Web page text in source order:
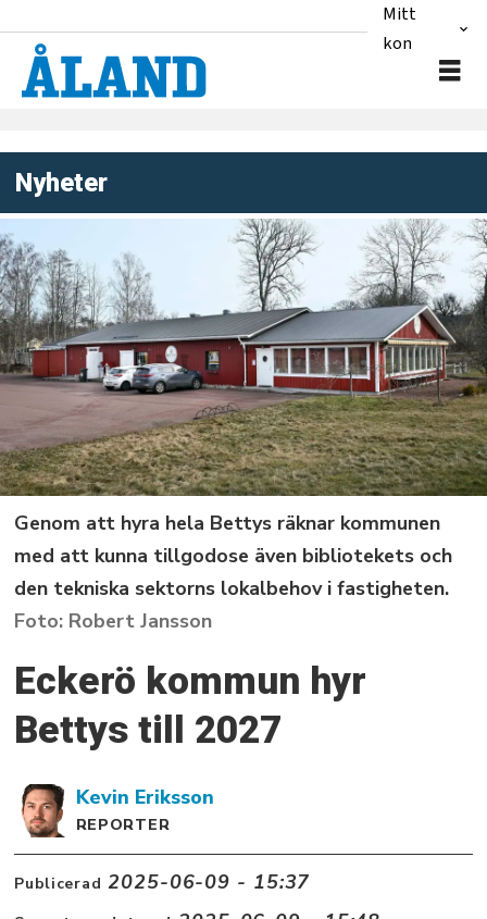
Mitt
konto
Nyheter
Genom att hyra hela Bettys räknar kommunen
med att kunna tillgodose även bibliotekets och
den tekniska sektorns lokalbehov i fastigheten.
Robert Jansson
Eckerö kommun hyr
Bettys till 2027
Kevin Eriksson
REPORTER
Publicerad 2025-06-09 - 15:37